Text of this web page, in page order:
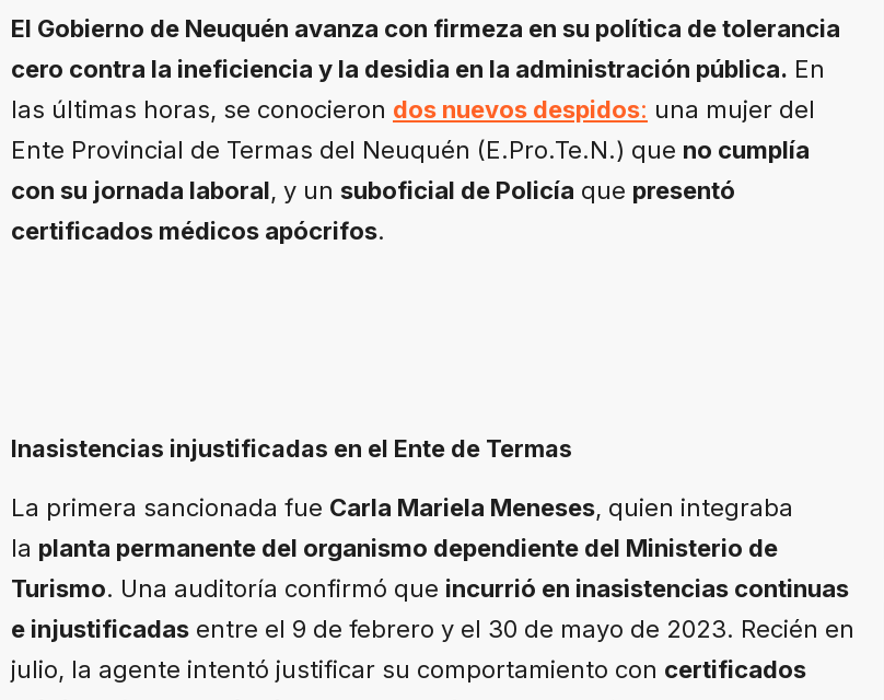
El Gobierno de Neuquén avanza con firmeza en su política de tolerancia
cero contra la ineficiencia y la desidia en la administración pública. En
las últimas horas, se conocieron dos nuevos despidos: una mujer del
Ente Provincial de Termas del Neuquén (E.Pro.Te.N.) que no cumplía
con su jornada laboral, y un suboficial de Policía que presentó
certificados médicos apócrifos.
Inasistencias injustificadas en el Ente de Termas
La primera sancionada fue Carla Mariela Meneses, quien integraba
la planta permanente del organismo dependiente del Ministerio de
Turismo. Una auditoría confirmó que incurrió en inasistencias continuas
e injustificadas entre el 9 de febrero y el 30 de mayo de 2023. Recién en
julio, la agente intentó justificar su comportamiento con certificados